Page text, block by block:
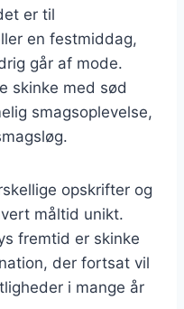
er til
en festmiddag,
går af mode.
skinke med sød
smagsoplevelse,
opskrifter og
måltid unikt.
fremtid er skinke
der fortsat vil
i mange år